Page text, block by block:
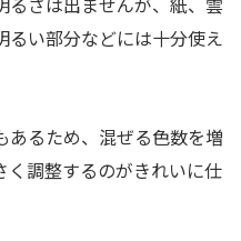
るい部分などには十分使え
あるため、混ぜる色数を増
調整するのがきれいに仕